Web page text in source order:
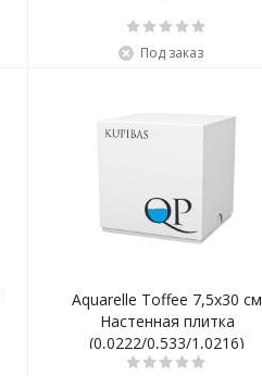
Под заказ
Aquarelle Toffee 7,5x30 см
Настенная плитка
(0,0222/0,533/1,0216)